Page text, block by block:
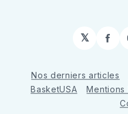
𝕏
Nos derniers articles
BasketUSA
Mentions